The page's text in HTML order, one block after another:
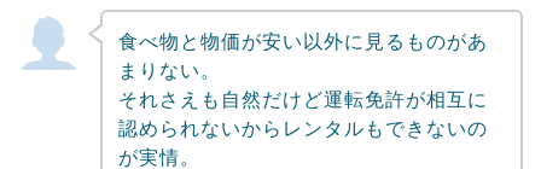
食べ物と物価が安い以外に見るものがあ
まりない。
それさえも自然だけど運転免許が相互に
認められないからレンタルもできないの
が実情。